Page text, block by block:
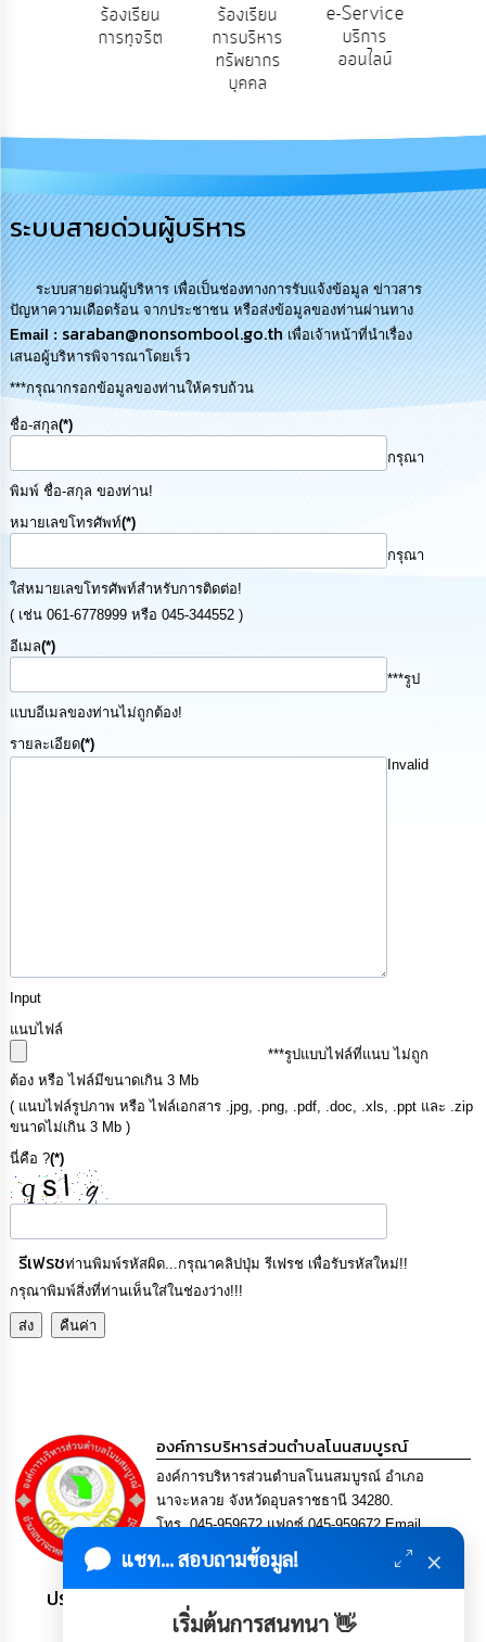
ทรัพยากร
การ
บริหาร
งาน
การ
ส่ง
เสริม
ความ
โปร่งใส
การ
ซื้อ
จัด
จ้าง
การ
เงิน
การ
คลัง
นโยบาย
No
Gift
Policy
มาตรการ
ส่ง
เสริม
คุณธรรม
ความ
โปร่งใส
ร้อง
เรียน
ร้อง
ทุกข์
e-
Service
กิจการ
สภา
ท้อง
ถิ่น
ของ
เรา
การ
ร้องเรียน
การทุจริต
ร้องเรียน
การบริหาร
ทรัพยากร
บุคคล
e-Service
บริการ
ออนไลน์
ระบบสายด่วนผู้บริหาร
ระบบสายด่วนผู้บริหาร เพื่อเป็นช่องทางการรับแจ้งข้อมูล ข่าวสาร
ปัญหาความเดือดร้อน จากประชาชน หรือส่งข้อมูลของท่านผ่านทาง
Email :saraban@nonsombool.go.thเพื่อเจ้าหน้าที่นำเรื่อง
เสนอผู้บริหารพิจารณาโดยเร็ว
***กรุณากรอกข้อมูลของท่านให้ครบถ้วน
ชื่อ-สกุล(*)
กรุณา
พิมพ์ ชื่อ-สกุล ของท่าน!
หมายเลขโทรศัพท์(*)
กรุณา
ใส่หมายเลขโทรศัพท์สำหรับการติดต่อ!
( เช่น 061-6778999 หรือ 045-344552 )
อีเมล(*)
***รูป
แบบอีเมลของท่านไม่ถูกต้อง!
รายละเอียด(*)
Invalid
Input
แนบไฟล์
***รูปแบบไฟล์ที่แนบ ไม่ถูก
ต้อง หรือ ไฟล์มีขนาดเกิน 3 Mb
( แนบไฟล์รูปภาพ หรือ ไฟล์เอกสาร .jpg, .png, .pdf, .doc, .xls, .ppt และ .zip
ขนาดไม่เกิน 3 Mb )
นี่คือ ?(*)
รีเฟรชท่านพิมพ์รหัสผิด...กรุณาคลิปปุ่ม รีเฟรช เพื่อรับรหัสใหม่!!
กรุณาพิมพ์สิ่งที่ท่านเห็นใส่ในช่องว่าง!!!
องค์การบริหารส่วนตำบลโนนสมบูรณ์
องค์การบริหารส่วนตำบลโนนสมบูรณ์ อำเภอ
นาจะหลวย จังหวัดอุบลราชธานี 34280.
โทร. 045-959672 แฟกซ์ 045-959672 Email
saraban@nonsombool.go.th
ประชาชน มีภูมิคุ้มกัน พึ่งพาตนเอง พอเพียง เป็นสุข
แชท... สอบถามข้อมูล! ×
เริ่มต้นการสนทนา 👋